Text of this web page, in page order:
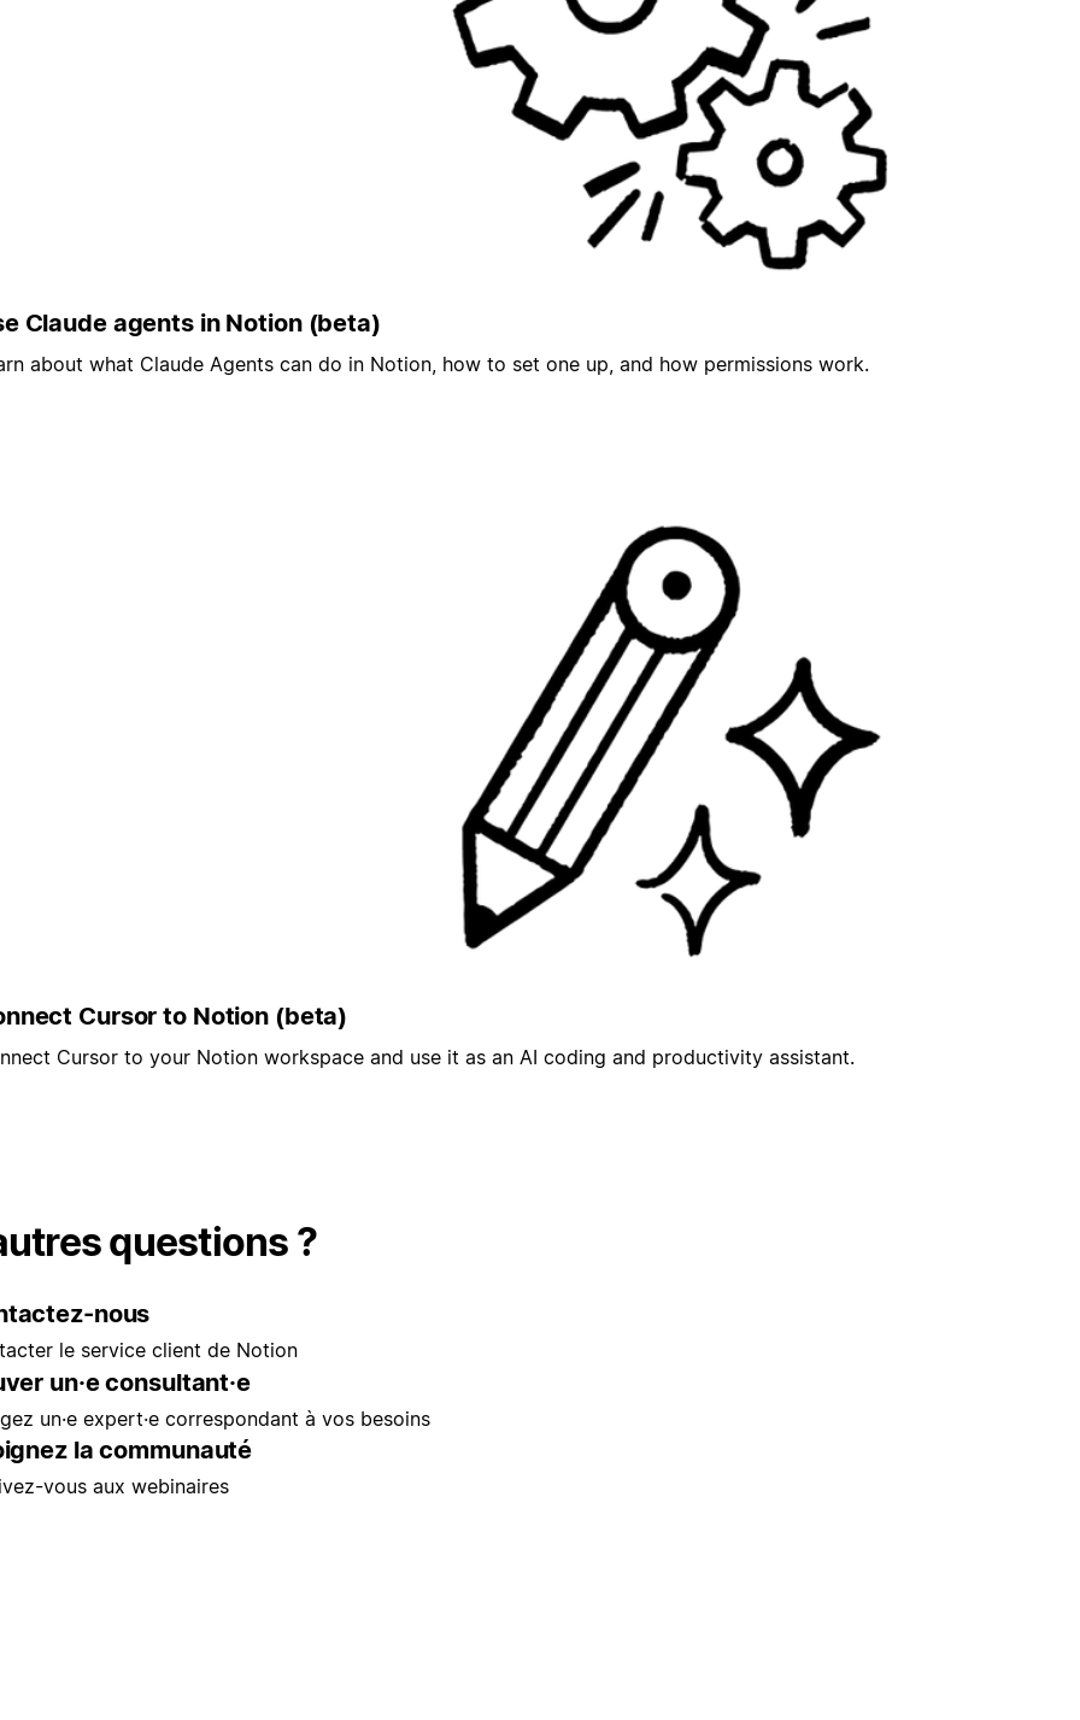
Claude agents in Notion (beta)
about what Claude Agents can do in Notion, how to set one up, and how permissions work.
Cursor to Notion (beta)
Cursor to your Notion workspace and use it as an AI coding and productivity assistant.
questions ?
nous
le service client de Notion
un·e consultant·e
un·e expert·e correspondant à vos besoins
la communauté
vous aux webinaires